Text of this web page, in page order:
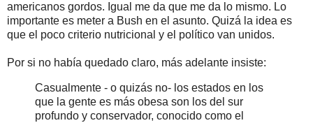
americanos gordos. Igual me da que me da lo mismo. Lo
importante es meter a Bush en el asunto. Quizá la idea es
que el poco criterio nutricional y el político van unidos.
Por si no había quedado claro, más adelante insiste:
Casualmente - o quizás no- los estados en los
que la gente es más obesa son los del sur
profundo y conservador, conocido como el